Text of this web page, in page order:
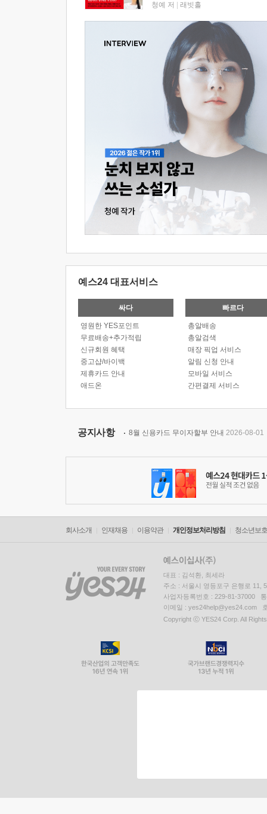
청예 저 래빗홀
예스24 대표서비스
싸다
영원한 YES포인트
무료배송+추가적립
신규회원 혜택
중고샵/바이백
제휴카드 안내
애드온
빠르다
총알배송
총알검색
매장 픽업 서비스
알림 신청 안내
모바일 서비스
간편결제 서비스
공지사항 8월 신용카드 무이자할부 안내 2026-08-01
회사소개 인재채용 이용약관 개인정보처리방침 청소년보
대표 : 김석환, 최세라
주소 : 서울시 영등포구 은행로 11,
사업자등록번호 : 229-81-37000
이메일 : yes24help@yes24.com
Copyright ⓒ YES24 Corp. All